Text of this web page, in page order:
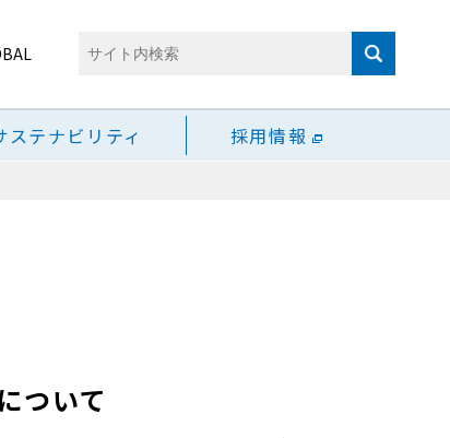
ステナビリティ 採用情報
ついて